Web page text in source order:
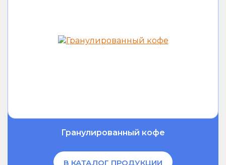
Гранулированный кофе
В КАТАЛОГ ПРОДУКЦИИ